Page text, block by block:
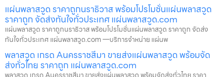
แผ่นพลาสวูด ราคาถูกนราธิวาส พร้อมโปรโมชั่นแผ่นพลาสวูด
ราคาถูก จัดส่งทันใจทั่วประเทศ แผ่นพลาสวูด.com
แผ่นพลาสวูด ราคาถูกนราธิวาส พร้อมโปรโมชั่นแผ่นพลาสวูด ราคาถูก จัดส่ง
ทันใจทั่วประเทศ แผ่นพลาสวูด.com —บริการจำหน่าย แผ่นพ
พลาสวูด เกรด Aนครราชสีมา ขายส่งแผ่นพลาสวูด พร้อมจัด
ส่งทั่วไทย ราคาถูก แผ่นพลาสวูด.com